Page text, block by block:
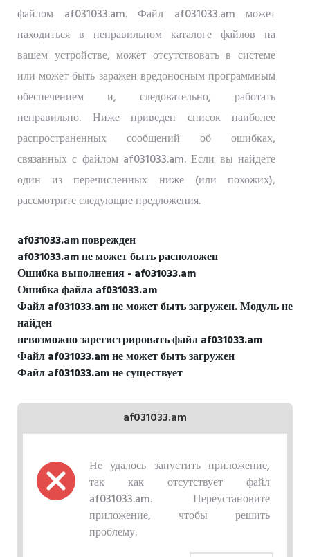
файлом af031033.am. Файл af031033.am может
находиться в неправильном каталоге файлов на
вашем устройстве, может отсутствовать в системе
или может быть заражен вредоносным программным
обеспечением и, следовательно, работать
неправильно. Ниже приведен список наиболее
распространенных сообщений об ошибках,
связанных с файлом af031033.am. Если вы найдете
один из перечисленных ниже (или похожих),
рассмотрите следующие предложения.
af031033.am поврежден
af031033.am не может быть расположен
Ошибка выполнения - af031033.am
Ошибка файла af031033.am
Файл af031033.am не может быть загружен. Модуль не
найден
невозможно зарегистрировать файл af031033.am
Файл af031033.am не может быть загружен
Файл af031033.am не существует
af031033.am
Не удалось запустить приложение,
так как отсутствует файл
af031033.am. Переустановите
приложение, чтобы решить
проблему.